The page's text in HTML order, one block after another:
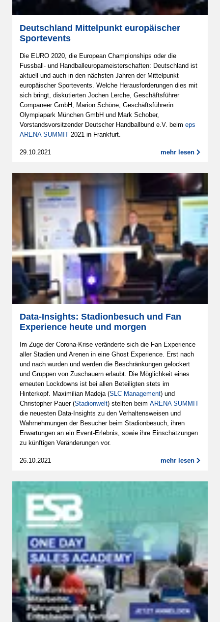
Deutschland Mittelpunkt europäischer
Sportevents
Die EURO 2020, die European Championships oder die
Fussball- und Handballeuropameisterschaften: Deutschland ist
aktuell und auch in den nächsten Jahren der Mittelpunkt
europäischer Sportevents. Welche Herausforderungen dies mit
sich bringt, diskutierten Jochen Lerche, Geschäftsführer
Companeer GmbH, Marion Schöne, Geschäftsführerin
Olympiapark München GmbH und Mark Schober,
Vorstandsvorsitzender Deutscher Handballbund e.V. beim eps
ARENA SUMMIT 2021 in Frankfurt.
29.10.2021 mehr lesen
Data-Insights: Stadionbesuch und Fan
Experience heute und morgen
Im Zuge der Corona-Krise veränderte sich die Fan Experience
aller Stadien und Arenen in eine Ghost Experience. Erst nach
und nach wurden und werden die Beschränkungen gelockert
und Gruppen von Zuschauern erlaubt. Die Möglichkeit eines
erneuten Lockdowns ist bei allen Beteiligten stets im
Hinterkopf. Maximilian Madeja (SLC Management) und
Christopher Pauer (Stadionwelt) stellten beim ARENA SUMMIT
die neuesten Data-Insights zu den Verhaltensweisen und
Wahrnehmungen der Besucher beim Stadionbesuch, ihren
Erwartungen an ein Event-Erlebnis, sowie ihre Einschätzungen
zu künftigen Veränderungen vor.
26.10.2021 mehr lesen